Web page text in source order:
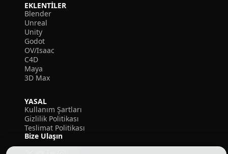
EKLENTILER
Blender
Unreal
Unity
Godot
OV/Isaac
C4D
Maya
3D Max
YASAL
Kullanım Şartları
Gizlilik Politikası
Teslimat Politikası
Bize Ulaşın